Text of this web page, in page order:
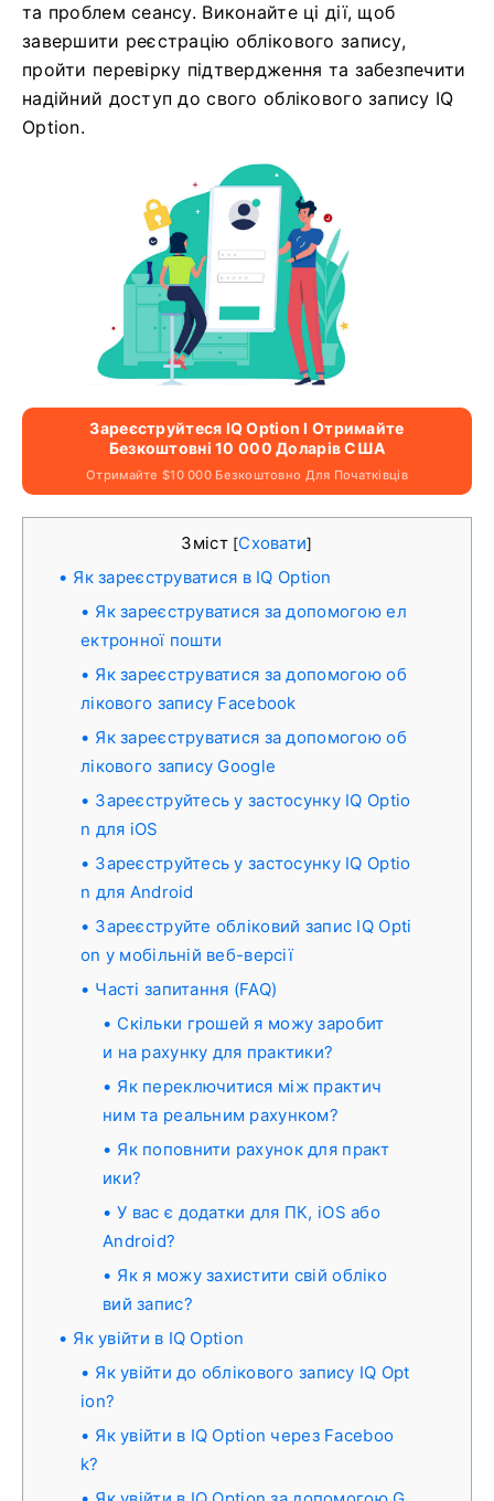
та проблем сеансу. Виконайте ці дії, щоб
завершити реєстрацію облікового запису,
пройти перевірку підтвердження та забезпечити
надійний доступ до свого облікового запису IQ
Option.
Зареєструйтеся IQ Option І Отримайте
Безкоштовні 10 000 Доларів США
Отримайте $10 000 Безкоштовно Для Початківців
Зміст [Сховати]
Як зареєструватися в IQ Option
Як зареєструватися за допомогою ел
ектронної пошти
Як зареєструватися за допомогою об
лікового запису Facebook
Як зареєструватися за допомогою об
лікового запису Google
Зареєструйтесь у застосунку IQ Optio
n для iOS
Зареєструйтесь у застосунку IQ Optio
n для Android
Зареєструйте обліковий запис IQ Opti
on у мобільній веб-версії
Часті запитання (FAQ)
Скільки грошей я можу заробит
и на рахунку для практики?
Як переключитися між практич
ним та реальним рахунком?
Як поповнити рахунок для практ
ики?
У вас є додатки для ПК, iOS або
Android?
Як я можу захистити свій обліко
вий запис?
Як увійти в IQ Option
Як увійти до облікового запису IQ Opt
ion?
Як увійти в IQ Option через Faceboo
k?